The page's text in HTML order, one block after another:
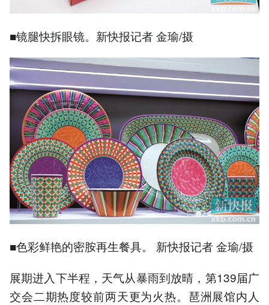
■镜腿快拆眼镜。新快报记者 金瑜/摄
■色彩鲜艳的密胺再生餐具。 新快报记者 金瑜/摄
展期进入下半程，天气从暴雨到放晴，第139届广
交会二期热度较前两天更为火热。琶洲展馆内人